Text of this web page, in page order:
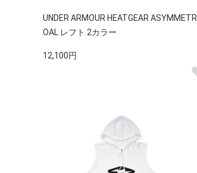
UNDER ARMOUR HEATGEAR ASYMMETRI
OAL レフト 2カラー
12,100円